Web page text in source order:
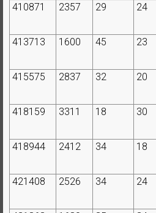
410871
2357 29 24
413713
1600 45 23
415575
2837 32 20
418159
3311 18 30
418944
2412 34 18
421408
2526 34 24